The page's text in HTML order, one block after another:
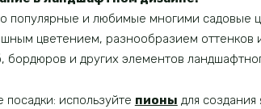
популярные и любимые многими садовые
цветением, разнообразием оттенков
бордюров и других элементов
посадки: используйте пионы для